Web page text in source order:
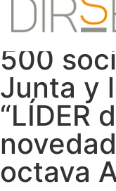
500
Junta y
“LÍDER
octava